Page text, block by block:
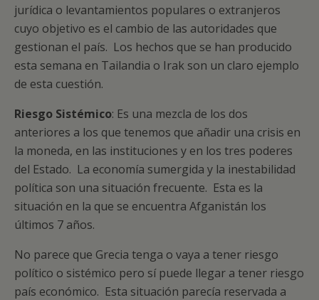
jurídica o levantamientos populares o extranjeros
cuyo objetivo es el cambio de las autoridades que
gestionan el país. Los hechos que se han producido
esta semana en Tailandia o Irak son un claro ejemplo
de esta cuestión.
Riesgo Sistémico: Es una mezcla de los dos
anteriores a los que tenemos que añadir una crisis en
la moneda, en las instituciones y en los tres poderes
del Estado. La economía sumergida y la inestabilidad
política son una situación frecuente. Esta es la
situación en la que se encuentra Afganistán los
últimos 7 años.
No parece que Grecia tenga o vaya a tener riesgo
político o sistémico pero sí puede llegar a tener riesgo
país económico. Esta situación parecía reservada a